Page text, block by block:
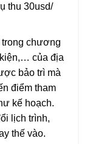
thu 30usd/
chương
của địa
bảo trì mà
điểm tham
kế hoạch.
lịch trình,
thế vào.